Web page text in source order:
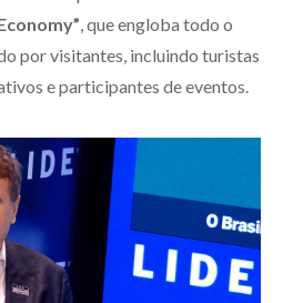
, que engloba todo o
por visitantes, incluindo turistas
e participantes de eventos.